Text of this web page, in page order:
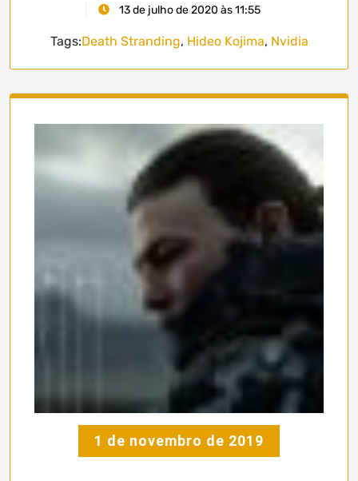
13 de julho de 2020 às 11:55
Tags:Death Stranding, Hideo Kojima, Nvidia
1 de novembro de 2019